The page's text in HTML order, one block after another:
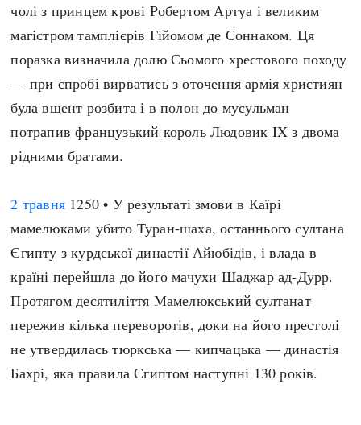
чолі з принцем крові Робертом Артуа і великим
магістром тамплієрів Гійомом де Соннаком. Ця
поразка визначила долю Сьомого хрестового походу
— при спробі вирватись з оточення армія християн
була вщент розбита і в полон до мусульман
потрапив французький король Людовик IX з двома
рідними братами.
2 травня 1250 • У результаті змови в Каїрі
мамелюками убито Туран-шаха, останнього султана
Єгипту з курдської династії Айюбідів, і влада в
країні перейшла до його мачухи Шаджар ад-Дурр.
Протягом десятиліття Мамелюкський султанат
пережив кілька переворотів, доки на його престолі
не утвердилась тюркська — кипчацька — династія
Бахрі, яка правила Єгиптом наступні 130 років.